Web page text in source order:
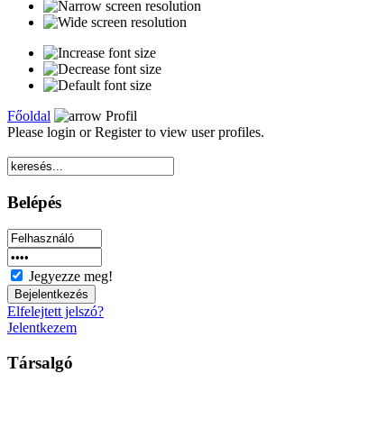
Főoldal
Profil
Please login or Register to view user profiles.
Belépés
Jegyezze meg!
Elfelejtett jelszó?
Jelentkezem
Társalgó